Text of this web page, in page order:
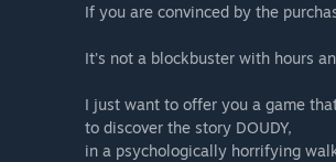
If you are convinced by the
It’s not a blockbuster with hours
I just want to offer you a game
to discover the story DOUDY,
in a psychologically horrifying